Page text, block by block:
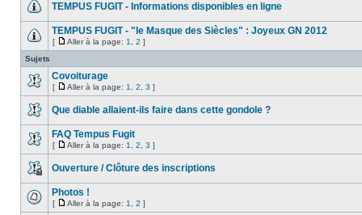
TEMPUS FUGIT - Informations disponibles en ligne
TEMPUS FUGIT - "le Masque des Siècles" : Joyeux GN 2012
[ Aller à la page: 1 2 ]
Sujets
Covoiturage
[ Aller à la page: 1 2 3 ]
Que diable allaient-ils faire dans cette gondole ?
FAQ Tempus Fugit
[ Aller à la page: 1 2 3 ]
Ouverture / Clôture des inscriptions
Photos !
[ Aller à la page: 1 2 ]